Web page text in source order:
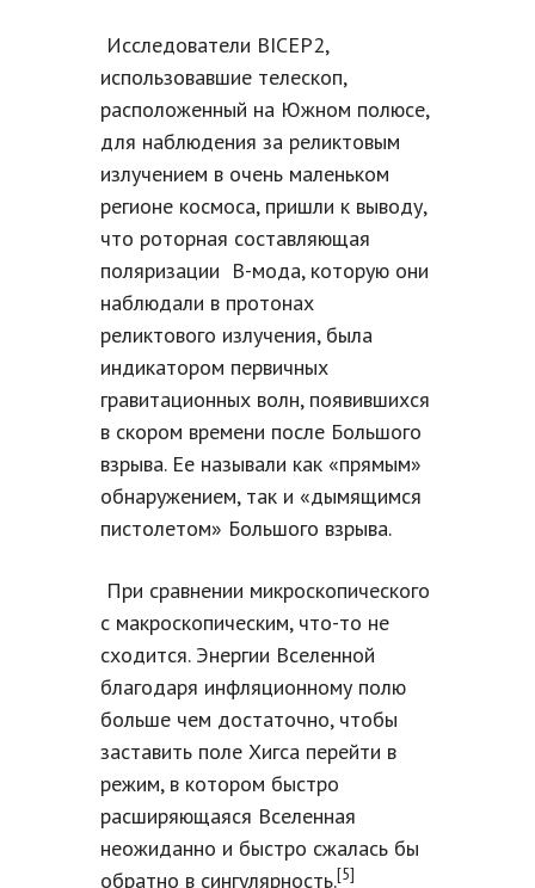
Исследователи BICEP2,
использовавшие телескоп,
расположенный на Южном полюсе,
для наблюдения за реликтовым
излучением в очень маленьком
регионе космоса, пришли к выводу,
что роторная составляющая
поляризации B-мода, которую они
наблюдали в протонах
реликтового излучения, была
индикатором первичных
гравитационных волн, появившихся
в скором времени после Большого
взрыва. Ее называли как «прямым»
обнаружением, так и «дымящимся
пистолетом» Большого взрыва.
При сравнении микроскопического
с макроскопическим, что-то не
сходится. Энергии Вселенной
благодаря инфляционному полю
больше чем достаточно, чтобы
заставить поле Хигса перейти в
режим, в котором быстро
расширяющаяся Вселенная
неожиданно и быстро сжалась бы
обратно в сингулярность.[5]